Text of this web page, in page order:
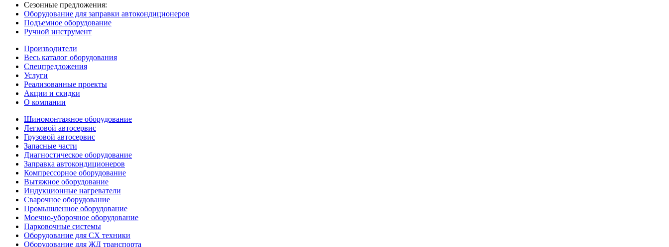
Сезонные предложения:
Оборудование для заправки автокондиционеров
Подъемное оборудование
Ручной инструмент
Производители
Весь каталог оборудования
Спецпредложения
Услуги
Реализованные проекты
Акции и скидки
О компании
Шиномонтажное оборудование
Легковой автосервис
Грузовой автосервис
Запасные части
Диагностическое оборудование
Заправка автокондиционеров
Компрессорное оборудование
Вытяжное оборудование
Индукционные нагреватели
Сварочное оборудование
Промышленное оборудование
Моечно-уборочное оборудование
Парковочные системы
Оборудование для СХ техники
Оборудование для ЖД транспорта